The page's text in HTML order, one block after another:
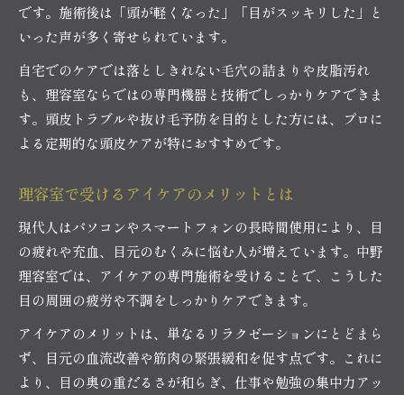
です。施術後は「頭が軽くなった」「目がスッキリした」と
いった声が多く寄せられています。
自宅でのケアでは落としきれない毛穴の詰まりや皮脂汚れ
も、理容室ならではの専門機器と技術でしっかりケアできま
す。頭皮トラブルや抜け毛予防を目的とした方には、プロに
よる定期的な頭皮ケアが特におすすめです。
理容室で受けるアイケアのメリットとは
現代人はパソコンやスマートフォンの長時間使用により、目
の疲れや充血、目元のむくみに悩む人が増えています。中野
理容室では、アイケアの専門施術を受けることで、こうした
目の周囲の疲労や不調をしっかりケアできます。
アイケアのメリットは、単なるリラクゼーションにとどまら
ず、目元の血流改善や筋肉の緊張緩和を促す点です。これに
より、目の奥の重だるさが和らぎ、仕事や勉強の集中力アッ